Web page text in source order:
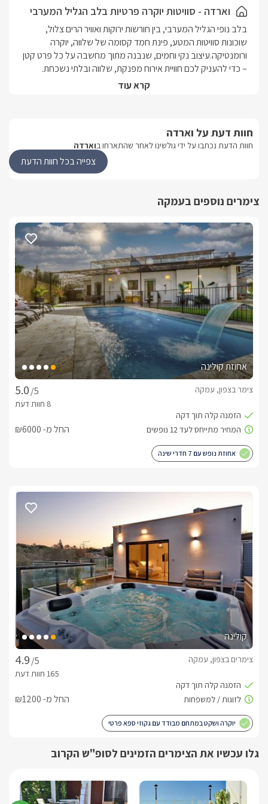
במתחם החוץ גינה רחבה עם פינות ישיבה ובריכת שחייה מחוממת
*במידה ומגיעים כקבוצה או שני זוגות תהנו ממטבח חוץ מאובזר עם
מושלם לאירוח זוג / 2 זוגות /משפחות
וארדה - סוויטות יוקרה פרטיות בלב הגליל המערבי
סטנדרט אירוח מודרני ומדויק , חופשה שבה כל נשימה מרגישה
מה תמצאו בסוויטות המפנקות שלנו?
מתאימה לזוגות או לזוג עם ילדיםבריכת שחייה פרטית ומחוממת
וערסל לרגעי רוגע מושלמיםמטבחון מאובזר הכולל מקרר,
מיקרוגל, קומקום ומכונת קפהחדר שינה עם מיטה זוגית KING
האם המתחם מתאים לימות החורף?
(בסוויטת וארדה) , בנוסף תוכלו ליהנות ממכונת אספרסו וערכת
קפה ותה לשתייה חמה ופינוקים נוספים ומתוקים.
מה כלול באירוח אצלנו?
בכל אחת מהסוויטות יחכו לכם יין איכותי, חלב, קפסולות למכונת
הקפה, חטיפים ועוגיות, שוקולדים, ופירות העונה.בנוסף יחכו לכם
סבונים ותמרוקי רחצה, נעלי ספא, ומגבות רכות.
האם יש אפשרות לארוחות?
בתוספת תשלום ותיאום מראש תוכלו ליהנות מארוחות בוקר
איכותיות ועשירות, מגוונות וטעימות במיוחד.
מה חשוב לדעת?
ומפנק.
לצפייה במדיניות ותנאי הזמנה -לחצו כאן
לידיעתכם, הפרטים המוצגים באתר: התפוסה המחירים והמבצעים
קרא עוד
חוות דעת על וארדה
חוות הדעת נכתבו על ידי גולשינו לאחר שהתארחו בוארדה
צפייה בכל חוות הדעת
צימרים נוספים בעמקה
אחוזת קולינה
/5
צימר בצפון, עמקה
החל מ- ₪6000
אחוזת נופש עם 7 חדרי שינה
קולינה
/5
צימרים בצפון, עמקה
החל מ- ₪1200
יוקרה ושקט במתחם מבודד עם גקוזי ספא פרטי
גלו עכשיו את הצימרים הזמינים לסופ"ש הקרוב